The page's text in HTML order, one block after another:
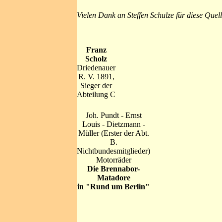
Vielen Dank an Steffen Schulze für diese
Franz
Scholz
Driedenauer
R. V. 1891,
Sieger der
Abteilung C
Joh. Pundt - Ernst
Louis - Dietzmann -
Müller (Erster der Abt.
B.
Nichtbundesmitglieder)
Motorräder
Die Brennabor-
Matadore
in "Rund um Berlin"